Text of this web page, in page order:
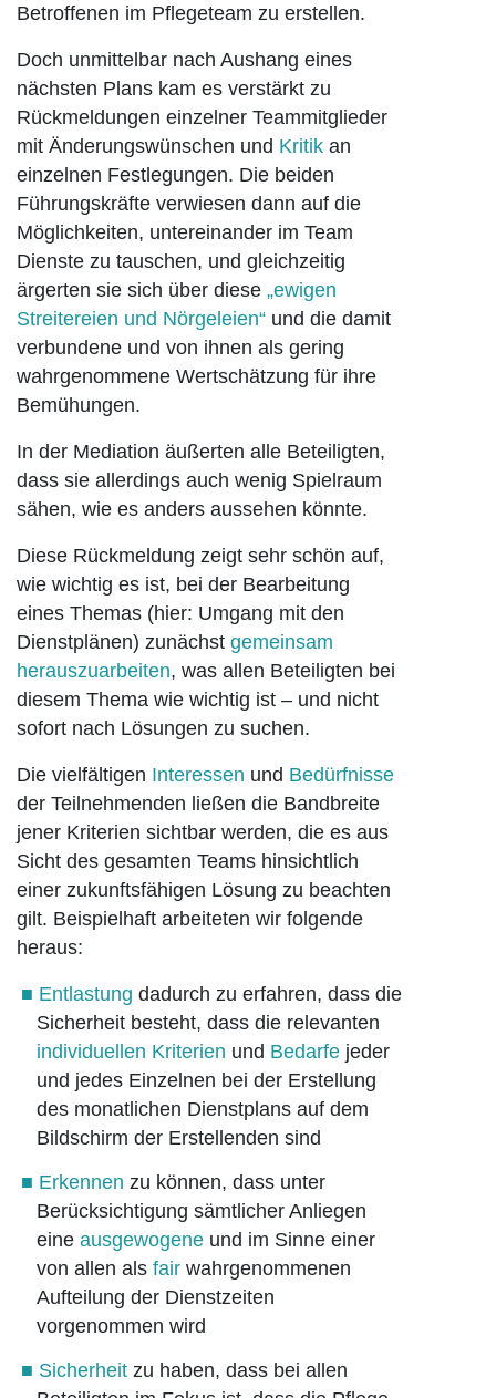
Betroffenen im Pflegeteam zu erstellen.
Doch unmittelbar nach Aushang eines
nächsten Plans kam es verstärkt zu
Rückmeldungen einzelner Teammitglieder
mit Änderungswünschen und Kritik an
einzelnen Festlegungen. Die beiden
Führungskräfte verwiesen dann auf die
Möglichkeiten, untereinander im Team
Dienste zu tauschen, und gleichzeitig
ärgerten sie sich über diese „ewigen
Streitereien und Nörgeleien“ und die damit
verbundene und von ihnen als gering
wahrgenommene Wertschätzung für ihre
Bemühungen.
In der Mediation äußerten alle Beteiligten,
dass sie allerdings auch wenig Spielraum
sähen, wie es anders aussehen könnte.
Diese Rückmeldung zeigt sehr schön auf,
wie wichtig es ist, bei der Bearbeitung
eines Themas (hier: Umgang mit den
Dienstplänen) zunächst gemeinsam
herauszuarbeiten, was allen Beteiligten bei
diesem Thema wie wichtig ist – und nicht
sofort nach Lösungen zu suchen.
Die vielfältigen Interessen und Bedürfnisse
der Teilnehmenden ließen die Bandbreite
jener Kriterien sichtbar werden, die es aus
Sicht des gesamten Teams hinsichtlich
einer zukunftsfähigen Lösung zu beachten
gilt. Beispielhaft arbeiteten wir folgende
heraus:
Entlastung dadurch zu erfahren, dass die
Sicherheit besteht, dass die relevanten
individuellen Kriterien und Bedarfe jeder
und jedes Einzelnen bei der Erstellung
des monatlichen Dienstplans auf dem
Bildschirm der Erstellenden sind
Erkennen zu können, dass unter
Berücksichtigung sämtlicher Anliegen
eine ausgewogene und im Sinne einer
von allen als fairwahrgenommenen
Aufteilung der Dienstzeiten
vorgenommen wird
Sicherheit zu haben, dass bei allen